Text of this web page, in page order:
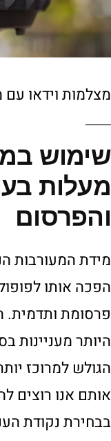
מצלמות וידאו עם מתקן
מעלות
והפרסום
מידת המעורבות
הפכה אותו
פרסומת ותדמית.
היותר מעניינות
הגולש למרוכז
אותם אנו רוצים
בבחירת נקודת